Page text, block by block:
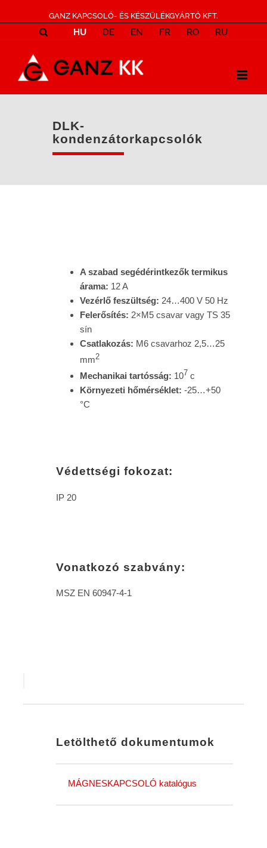
GANZ KAPCSOLÓ- ÉS KÉSZÜLÉKGYÁRTÓ KFT.
HU DE EN FR RO RU
DLK-
kondenzátorkapcsolók
A szabad segédérintkezők termikus
árama: 12 A
Vezérlő feszültség: 24…400 V 50 Hz
Felerősítés: 2×M5 csavar vagy TS 35
sín
Csatlakozás: M6 csavarhoz 2,5…25
mm2
Mechanikai tartósság: 107 c
Környezeti hőmérséklet: -25…+50
°С
Védettségi fokozat:
IP 20
Vonatkozó szabvány:
MSZ EN 60947-4-1
Letölthető dokumentumok
MÁGNESKAPCSOLÓ katalógus